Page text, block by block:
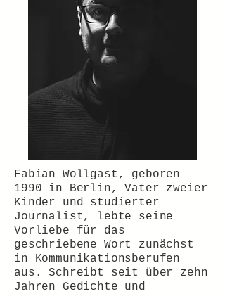
Fabian Wollgast, geboren
1990 in Berlin, Vater zweier
Kinder und studierter
Journalist, lebte seine
Vorliebe für das
geschriebene Wort zunächst
in Kommunikationsberufen
aus. Schreibt seit über zehn
Jahren Gedichte und